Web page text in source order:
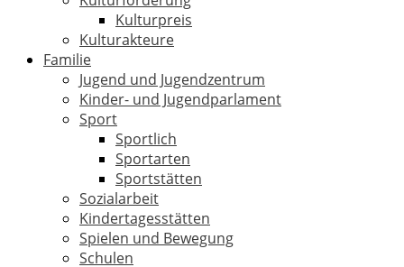
Kulturpreis
Kulturakteure
Familie
Jugend und Jugendzentrum
Kinder- und Jugendparlament
Sport
Sportlich
Sportarten
Sportstätten
Sozialarbeit
Kindertagesstätten
Spielen und Bewegung
Schulen